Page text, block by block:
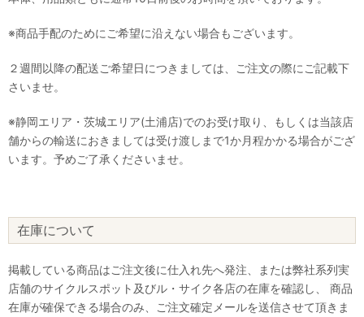
※商品手配のためにご希望に沿えない場合もございます。
２週間以降の配送ご希望日につきましては、ご注文の際にご記載下
さいませ。
※静岡エリア・茨城エリア(土浦店)でのお受け取り、もしくは当該店
舗からの輸送におきましては受け渡しまで1か月程かかる場合がござ
います。予めご了承くださいませ。
在庫について
掲載している商品はご注文後に仕入れ先へ発注、または弊社系列実
店舗のサイクルスポット及びル・サイク各店の在庫を確認し、 商品
在庫が確保できる場合のみ、ご注文確定メールを送信させて頂きま